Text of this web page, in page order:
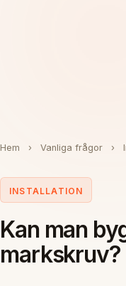
Hem › Vanliga frågor ›
INSTALLATION
Kan man
markskruv?